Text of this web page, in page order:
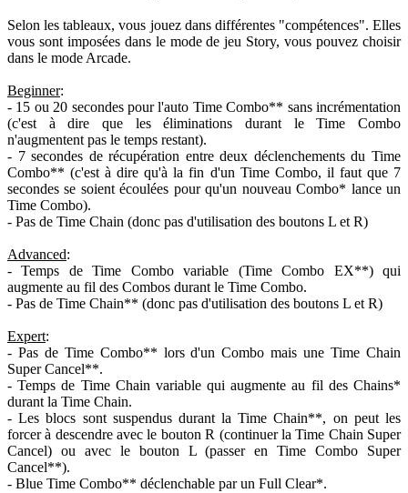
Selon les tableaux, vous jouez dans différentes "compétences". Elles
vous sont imposées dans le mode de jeu Story, vous pouvez choisir
dans le mode Arcade.
Beginner:
- 15 ou 20 secondes pour l'auto Time Combo** sans incrémentation
(c'est à dire que les éliminations durant le Time Combo
n'augmentent pas le temps restant).
- 7 secondes de récupération entre deux déclenchements du Time
Combo** (c'est à dire qu'à la fin d'un Time Combo, il faut que 7
secondes se soient écoulées pour qu'un nouveau Combo* lance un
Time Combo).
- Pas de Time Chain (donc pas d'utilisation des boutons L et R)
Advanced:
- Temps de Time Combo variable (Time Combo EX**) qui
augmente au fil des Combos durant le Time Combo.
- Pas de Time Chain** (donc pas d'utilisation des boutons L et R)
Expert:
- Pas de Time Combo** lors d'un Combo mais une Time Chain
Super Cancel**.
- Temps de Time Chain variable qui augmente au fil des Chains*
durant la Time Chain.
- Les blocs sont suspendus durant la Time Chain**, on peut les
forcer à descendre avec le bouton R (continuer la Time Chain Super
Cancel) ou avec le bouton L (passer en Time Combo Super
Cancel**).
- Blue Time Combo** déclenchable par un Full Clear*.